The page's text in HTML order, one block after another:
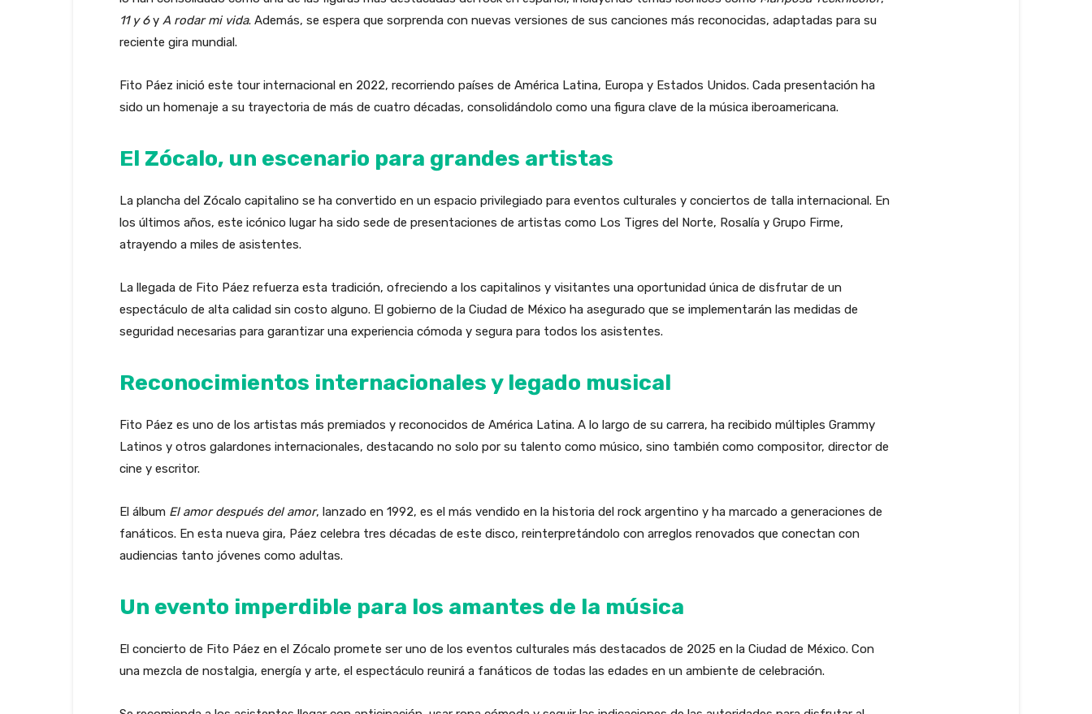
11 y 6y A rodar mi vida. Además, se espera que sorprenda con nuevas versiones de sus canciones más reconocidas, adaptadas para su
reciente gira mundial.
Fito Páez inició este tour internacional en 2022, recorriendo países de América Latina, Europa y Estados Unidos. Cada presentación ha
sido un homenaje a su trayectoria de más de cuatro décadas, consolidándolo como una figura clave de la música iberoamericana.
El Zócalo, un escenario para grandes artistas
La plancha del Zócalo capitalino se ha convertido en un espacio privilegiado para eventos culturales y conciertos de talla internacional. En
los últimos años, este icónico lugar ha sido sede de presentaciones de artistas como Los Tigres del Norte, Rosalía y Grupo Firme,
atrayendo a miles de asistentes.
La llegada de Fito Páez refuerza esta tradición, ofreciendo a los capitalinos y visitantes una oportunidad única de disfrutar de un
espectáculo de alta calidad sin costo alguno. El gobierno de la Ciudad de México ha asegurado que se implementarán las medidas de
seguridad necesarias para garantizar una experiencia cómoda y segura para todos los asistentes.
Reconocimientos internacionales y legado musical
Fito Páez es uno de los artistas más premiados y reconocidos de América Latina. A lo largo de su carrera, ha recibido múltiples Grammy
Latinos y otros galardones internacionales, destacando no solo por su talento como músico, sino también como compositor, director de
cine y escritor.
El álbum El amor después del amor, lanzado en 1992, es el más vendido en la historia del rock argentino y ha marcado a generaciones de
fanáticos. En esta nueva gira, Páez celebra tres décadas de este disco, reinterpretándolo con arreglos renovados que conectan con
audiencias tanto jóvenes como adultas.
Un evento imperdible para los amantes de la música
El concierto de Fito Páez en el Zócalo promete ser uno de los eventos culturales más destacados de 2025 en la Ciudad de México. Con
una mezcla de nostalgia, energía y arte, el espectáculo reunirá a fanáticos de todas las edades en un ambiente de celebración.